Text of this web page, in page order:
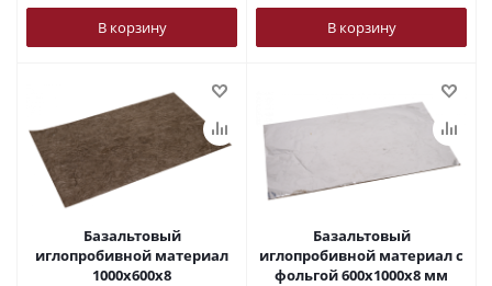
В корзину В корзину
Базальтовый
иглопробивной материал
1000х600х8
Базальтовый
иглопробивной материал с
фольгой 600х1000х8 мм